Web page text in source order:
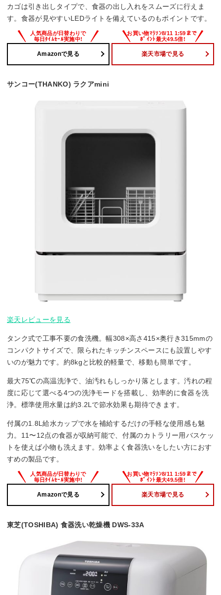
カゴは引き出しタイプで、食器の出し入れをスムーズに行えま
す。食器が見やすいLEDライトを備えているのもポイントです。
Amazonで見る 楽天市場で見る
サンコー(THANKO) ラクアmini
楽天レビューを見る
タンク式で工事不要の食洗機。幅308×高さ415×奥行き315mmの
コンパクトサイズで、限られたキッチンスペースにも設置しやす
いのが魅力です。約8kgと比較的軽量で、移動も簡単です。
最大75℃の高温洗浄で、油汚れもしっかり落とします。汚れの程
度に応じて選べる4つの洗浄モードを搭載し、効率的に食器を洗
浄。標準使用水量は約3.2Lで節水効果も期待できます。
付属の1.8L給水カップで水を補給するだけの手軽な使用感も魅
力。11〜12点の食器が収納可能で、付属のカトラリー用バスケッ
トを使えば小物も洗えます。効率よく食器洗いをしたい方におす
すめの製品です。
Amazonで見る 楽天市場で見る
東芝(TOSHIBA) 食器洗い乾燥機 DWS-33A